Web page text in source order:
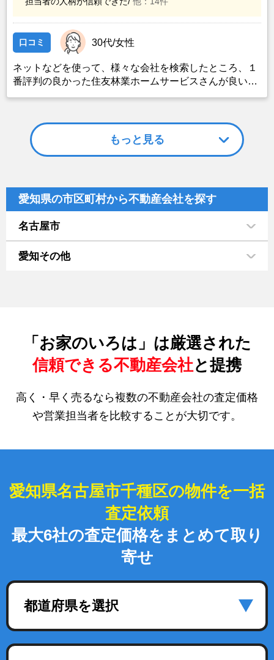
口コミ 30代/女性
ネットなどを使って、様々な会社を検索したところ、１
番評判の良かった住友林業ホームサービスさんが良いの
イスの影響もあった。
もっと見る
愛知県の市区町村から不動産会社を探す
名古屋市
愛知その他
「お家のいろは」は厳選された
信頼できる不動産会社と提携
高く・早く売るなら複数の不動産会社の査定価格
や営業担当者を比較することが大切です。
愛知県名古屋市千種区の物件を一括
査定依頼
最大6社の査定価格をまとめて取り
寄せ
都道府県を選択